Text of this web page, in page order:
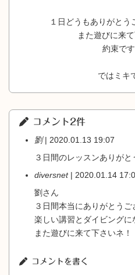
１日どうもありがと
また遊びに来
約束で
ではミキ
コメント2件
劉| 2020.01.13 19:07
３日間のレッスンありがと
diversnet| 2020.01.14
劉さん
３日間本当にありがとう
楽しい講習とダイビングに
また遊びに来て下さいネ！
コメントを書く